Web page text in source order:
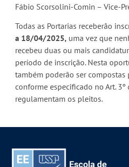
Fábio Scorsolini-Comin – Vice-
Todas as Portarias receberão
a 18/04/2025, uma vez que
recebeu duas ou mais
período de inscrição. Nesta
também poderão ser compostas
conforme especificado no Art. 3º
regulamentam os pleitos.